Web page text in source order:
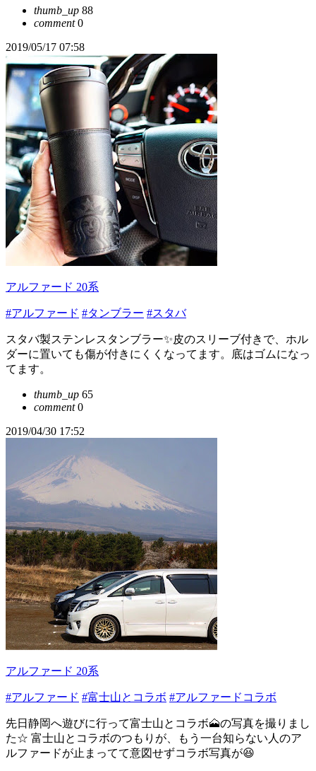
thumb_up 88
comment0
2019/05/17 07:58
アルファード 20系
#アルファード #タンブラー #スタバ
スタバ製ステンレスタンブラー✨皮のスリーブ付きで、ホル
ダーに置いても傷が付きにくくなってます。底はゴムになっ
てます。
thumb_up 65
comment0
2019/04/30 17:52
アルファード 20系
#アルファード #富士山とコラボ #アルファードコラボ
先日静岡へ遊びに行って富士山とコラボ🗻の写真を撮りまし
た☆ 富士山とコラボのつもりが、もう一台知らない人のア
ルファードが止まってて意図せずコラボ写真が😆